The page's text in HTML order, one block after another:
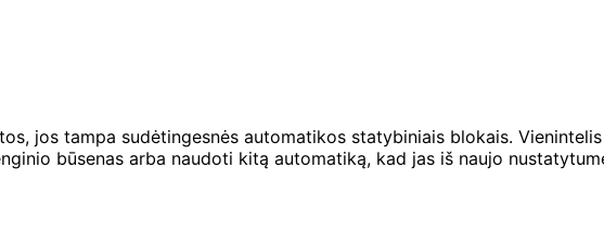
jos tampa sudėtingesnės automatikos statybiniais blokais.
būsenas arba naudoti kitą automatiką, kad jas iš naujo